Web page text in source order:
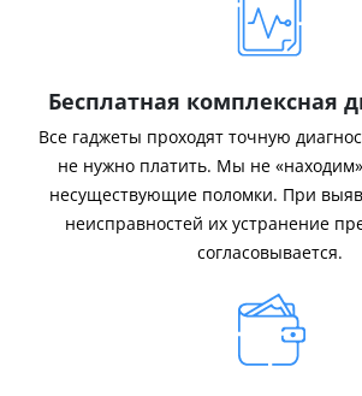
Бесплатная комплексная
Все гаджеты проходят точную
не нужно платить. Мы не
несуществующие поломки. При
неисправностей их устранение
согласовывается.